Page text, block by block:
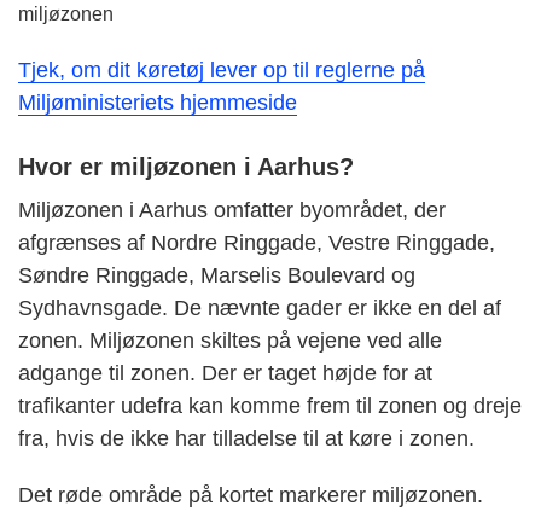
miljøzonen
Tjek, om dit køretøj lever op til reglerne på
Miljøministeriets hjemmeside
Hvor er miljøzonen i Aarhus?
Miljøzonen i Aarhus omfatter byområdet, der
afgrænses af Nordre Ringgade, Vestre Ringgade,
Søndre Ringgade, Marselis Boulevard og
Sydhavnsgade. De nævnte gader er ikke en del af
zonen. Miljøzonen skiltes på vejene ved alle
adgange til zonen. Der er taget højde for at
trafikanter udefra kan komme frem til zonen og dreje
fra, hvis de ikke har tilladelse til at køre i zonen.
Det røde område på kortet markerer miljøzonen.